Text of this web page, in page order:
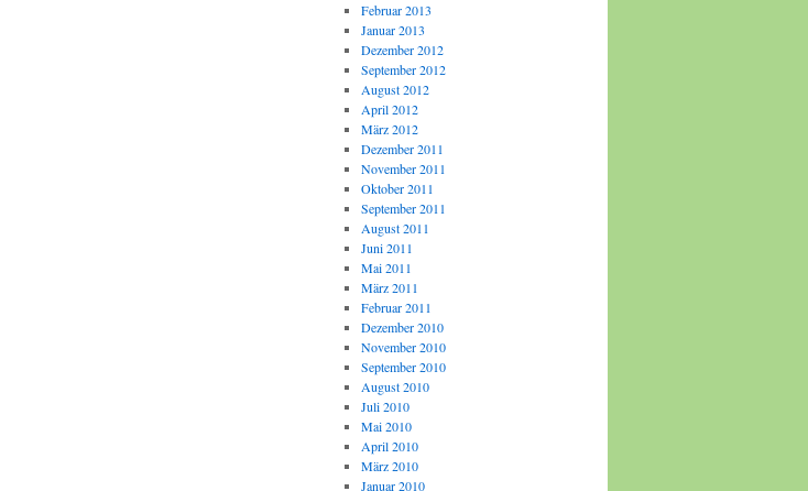
Februar 2013
Januar 2013
Dezember 2012
September 2012
August 2012
April 2012
März 2012
Dezember 2011
November 2011
Oktober 2011
September 2011
August 2011
Juni 2011
Mai 2011
März 2011
Februar 2011
Dezember 2010
November 2010
September 2010
August 2010
Juli 2010
Mai 2010
April 2010
März 2010
Januar 2010